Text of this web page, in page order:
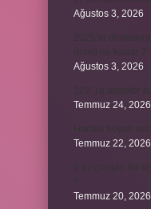
Ağustos 3, 2026
Ağustos 3, 2026
Temmuz 24, 2026
Temmuz 22, 2026
Temmuz 20, 2026